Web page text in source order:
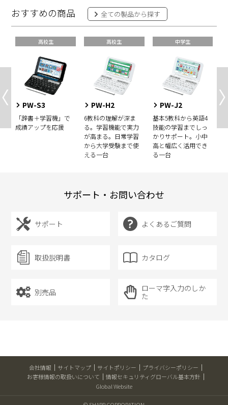
おすすめの商品 全ての製品から探す
高校生
PW-S3
「辞書＋学習機」で
成績アップを応援
高校生
PW-H2
6教科の理解が深ま
る。学習機能で実力
が高まる。日常学習
から大学受験まで使
える一台
中学生
PW-J2
基本5教科から英語4
技能の学習までしっ
かりサポート。小中
高と幅広く活用でき
る一台
サポート・お問い合わせ
サポート よくあるご質問
取扱説明書 カタログ
別売品
ローマ字入力のしか
た
会社情報 サイトマップ サイトポリシー
プライバシーポリシー
お客様情報の取扱いについて
情報セキュリティグローバル基本方針
Global Website